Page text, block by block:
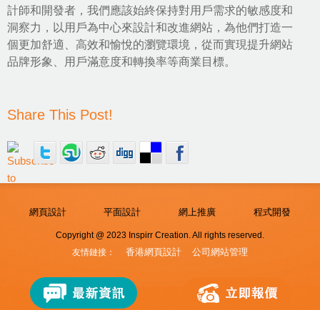
計師和開發者，我們應該始終保持對用戶需求的敏感度和
洞察力，以用戶為中心來設計和改進網站，為他們打造一
個更加舒適、高效和愉悅的瀏覽環境，從而實現提升網站
品牌形象、用戶滿意度和轉換率等商業目標。
Share This Post!
網頁設計 平面設計 網上推廣 程式開發
Copyright @ 2023 Inspirr Creation. All rights reserved.
友情鏈接：
香港網頁設計 公司網站管理